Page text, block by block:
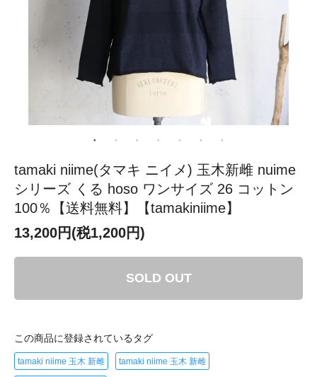
tamaki niime(タマキ ニイメ) 玉木新雌 nuime
シリーズ くる hoso ワンサイズ 26 コットン
100％【送料無料】【tamakiniime】
13,200円(税1,200円)
SOLD OUT
この商品に登録されているタグ
tamaki niime 玉木 新雌 tamaki niime 玉木 新雌